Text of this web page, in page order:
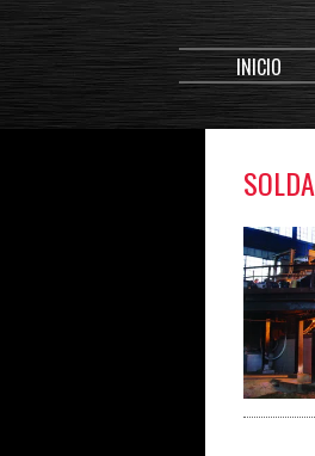
INICIO
SOLDA